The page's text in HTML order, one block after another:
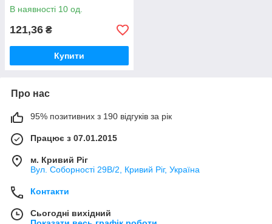
В наявності 10 од.
121,36 ₴
Купити
Про нас
95% позитивних з 190 відгуків за рік
Працює з 07.01.2015
м. Кривий Ріг
Вул. Соборності 29В/2, Кривий Ріг, Україна
Контакти
Сьогодні вихідний